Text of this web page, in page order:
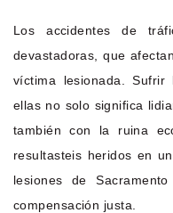
Los accidentes de
devastadoras, que
víctima lesionada.
ellas no solo significa
también con la ruina
resultasteis heridos en
lesiones de
compensación justa.